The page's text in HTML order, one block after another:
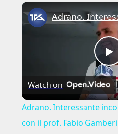
Watch on
Adrano. Interessante
con il prof. Fabio